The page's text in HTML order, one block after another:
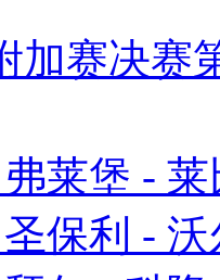
加赛决赛
莱堡 -
保利 -